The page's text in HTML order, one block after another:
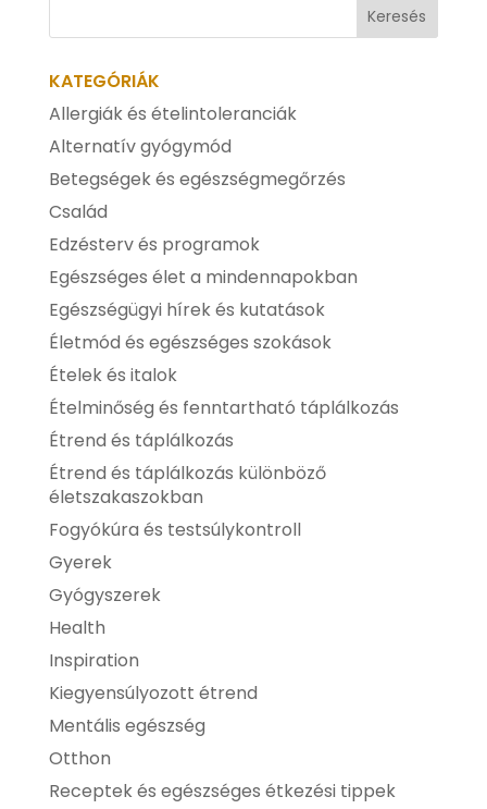
KATEGÓRIÁK
Allergiák és ételintoleranciák
Alternatív gyógymód
Betegségek és egészségmegőrzés
Család
Edzésterv és programok
Egészséges élet a mindennapokban
Egészségügyi hírek és kutatások
Életmód és egészséges szokások
Ételek és italok
Ételminőség és fenntartható táplálkozás
Étrend és táplálkozás
Étrend és táplálkozás különböző
életszakaszokban
Fogyókúra és testsúlykontroll
Gyerek
Gyógyszerek
Health
Inspiration
Kiegyensúlyozott étrend
Mentális egészség
Otthon
Receptek és egészséges étkezési tippek